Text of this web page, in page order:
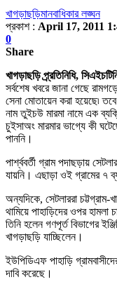
খাগড়াছড়িমানবাধিকার লঙ্ঘন
প্রকাশ : April 17, 2011
0
Share
খাগড়াছড়ি প্র্রতিনিধি,
সর্বশেষ খবরে জানা গেছে
সেনা মোতায়েন করা হয়েছে৷
নাম তুইচউ মারমা নামে এক
চুইসাঅং মারমার ভাগ্যে কী
পাননি।
পার্শ্ববর্তী গ্রাম পদাছড়ায়
যায়নি। এছাড়া ওই গ্রামের ৭
অন্যদিকে, সেটলাররা
থামিয়ে পাহাড়িদের ওপর
তিনি হলেন গণপূর্ত বিভাগের
খাগড়াছড়ি যাচ্ছিলেন।
ইউপিডিএফ পাহাড়ি
দাবি করেছে।